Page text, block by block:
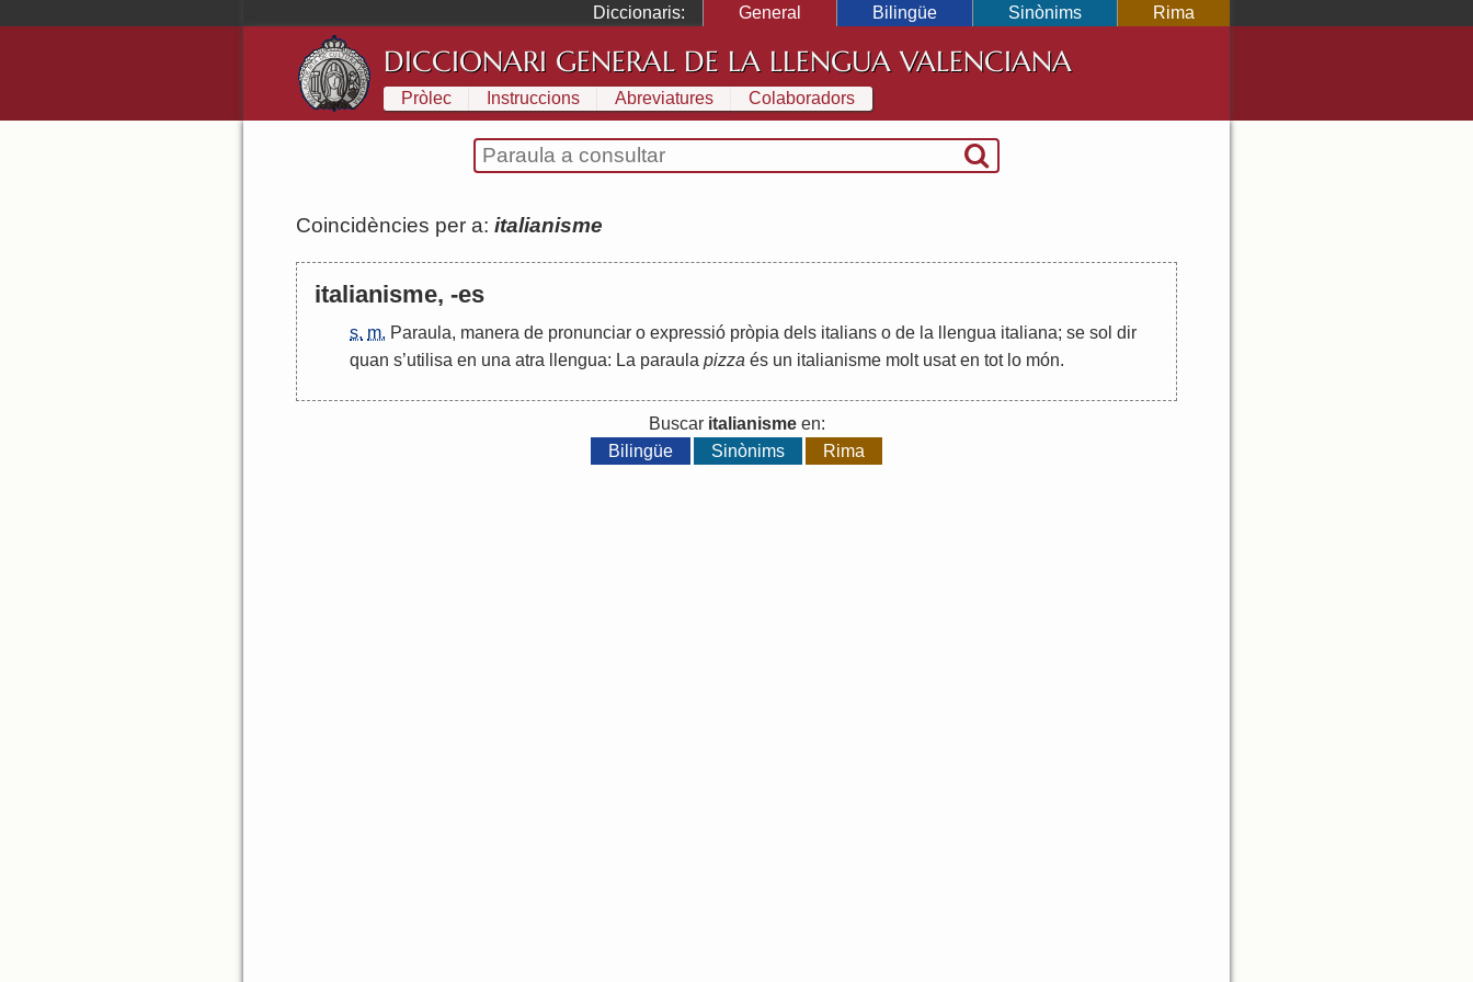
Diccionaris: General Bilingüe Sinònims Rima
DICCIONARI GENERAL DE LA LLENGUA VALENCIANA
Pròlec Instruccions Abreviatures Colaboradors
Coincidències per a: italianisme
italianisme, -es
s. m. Paraula, manera de pronunciar o expressió pròpia dels italians o de la llengua italiana; se sol dir
quan s’utilisa en una atra llengua: La paraula pizza és un italianisme molt usat en tot lo món.
Buscar italianismeen:
Bilingüe
Sinònims Rima